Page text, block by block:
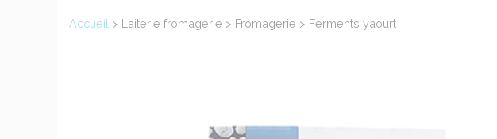
Accueil > Laiterie fromagerie > Fromagerie > Ferments yaourt